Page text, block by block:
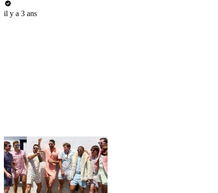
il y a 3 ans